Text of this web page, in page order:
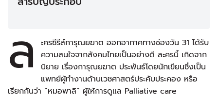
ล
ะครซีรีส์การุณยฆาต ออกอากาศทางช่องวัน 31 ได้รับ
ความสนใจจากสังคมไทยเป็นอย่างดี ละครนี้ เกิดจาก
นิยาย เรื่องการุณยฆาต ประพันธ์โดยนักเขียนซึ่งเป็น
แพทย์ผู้ทำงานด้านเวชศาสตร์ประคับประคอง หรือ
เรียกกันว่า “หมอพาลิ” ผู้ให้การดูแล Palliative care